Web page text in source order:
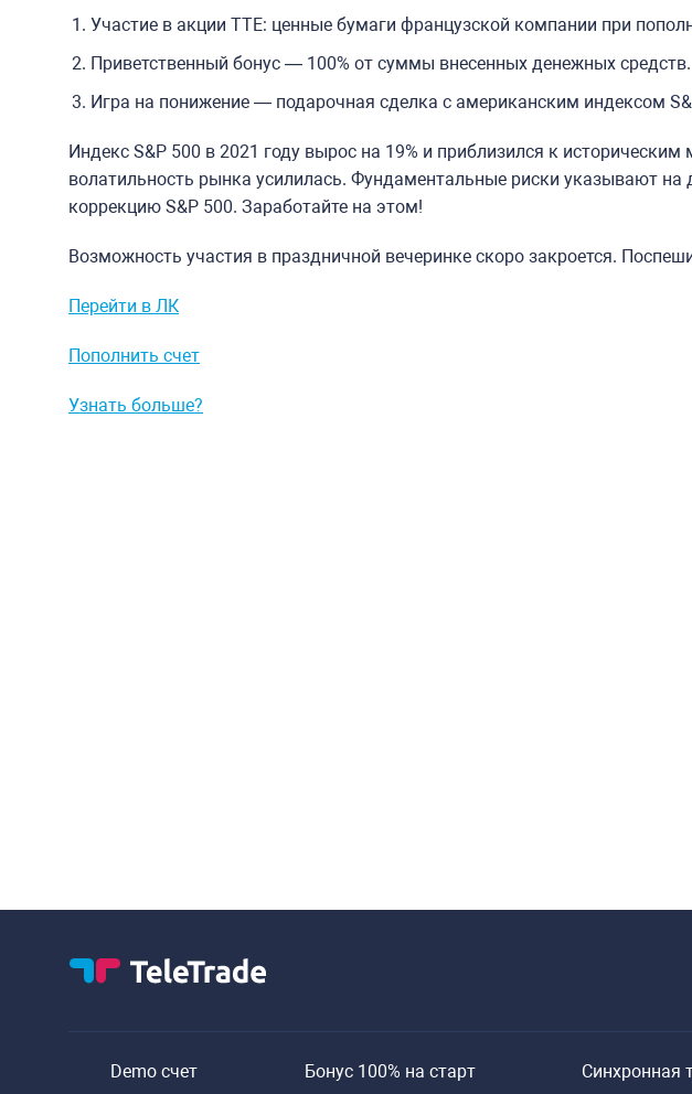
Участие в акции ТТЕ: ценные бумаги французской компании при
Приветственный бонус — 100% от суммы внесенных денежных средств.
Игра на понижение — подарочная сделка с американским индексом
Индекс S&P 500 в 2021 году вырос на 19% и приблизился к
волатильность рынка усилилась. Фундаментальные риски указывают
коррекцию S&P 500. Заработайте на этом!
Возможность участия в праздничной вечеринке скоро закроется.
Перейти в ЛК
Пополнить счет
Узнать больше?
Demo счет Бонус 100% на старт Синхронная